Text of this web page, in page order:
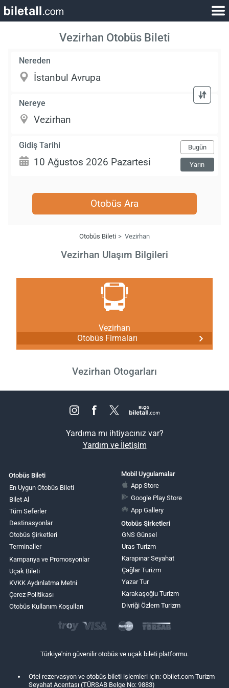
Vezirhan Otobüs Bileti
Nereden
Nereye
Gidiş Tarihi Bugün
Yarın
Otobüs Ara
Otobüs Bileti Vezirhan
Vezirhan Ulaşım Bilgileri
Vezirhan
Otobüs Firmaları
Vezirhan Otogarları
Yardıma mı ihtiyacınız var?
Yardım ve İletişim
Otobüs Bileti
En Uygun Otobüs Bileti
Bilet Al
Tüm Seferler
Destinasyonlar
Otobüs Şirketleri
Terminaller
Kampanya ve Promosyonlar
Uçak Bileti
KVKK Aydınlatma Metni
Çerez Politikası
Otobüs Kullanım Koşulları
Mobil Uygulamalar
App Store
Google Play Store
App Gallery
Otobüs Şirketleri
GNS Günsel
Uras Turizm
Karapınar Seyahat
Çağlar Turizm
Yazar Tur
Karakaşoğlu Turizm
Divriği Özlem Turizm
Türkiye'nin güvenilir otobüs ve uçak bileti platformu.
Otel rezervasyon ve otobüs bileti işlemleri için: Obilet.com Turizm
Seyahat Acentası (TÜRSAB Belge No: 9883)